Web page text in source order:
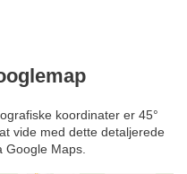
koordinater er 45°
at vide med dette detaljerede
Google Maps.